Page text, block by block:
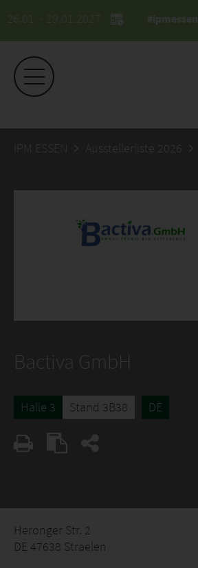
26.01. - 29.01.2027 #ipmessen
IPM ESSEN Ausstellerliste 2026
Bactiva GmbH
Halle 3 Stand 3B38 DE
Heronger Str. 2
DE 47638 Straelen